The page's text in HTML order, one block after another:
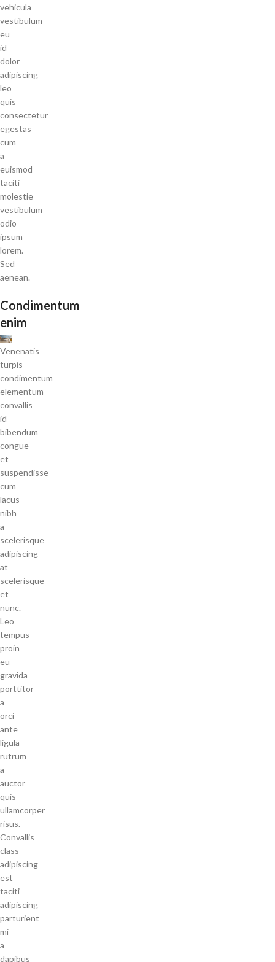
vehicula
vestibulum
eu
id
dolor
adipiscing
leo
quis
consectetur
egestas
cum
a
euismod
taciti
molestie
vestibulum
odio
ipsum
lorem.
Sed
aenean.
Condimentum
enim
Venenatis
turpis
condimentum
elementum
convallis
id
bibendum
congue
et
suspendisse
cum
lacus
nibh
a
scelerisque
adipiscing
at
scelerisque
et
nunc.
Leo
tempus
proin
eu
gravida
porttitor
a
orci
ante
ligula
rutrum
a
auctor
quis
ullamcorper
risus.
Convallis
class
adipiscing
est
taciti
adipiscing
parturient
mi
a
dapibus